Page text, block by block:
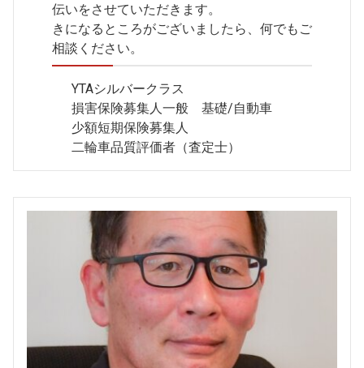
伝いをさせていただきます。
きになるところがございましたら、何でもご
相談ください。
YTAシルバークラス
損害保険募集人一般 基礎/自動車
少額短期保険募集人
二輪車品質評価者（査定士）